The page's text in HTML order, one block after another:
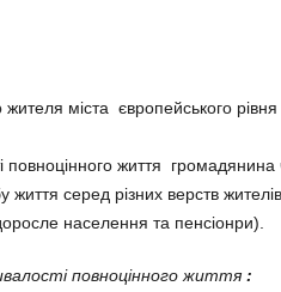
міста європейського
повноцінного життя громадянина
серед різних верств
населення та пенсіонри).
повноцінного життя :